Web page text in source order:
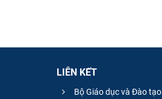
LIÊN KẾT
Bộ Giáo dục và Đào tạo